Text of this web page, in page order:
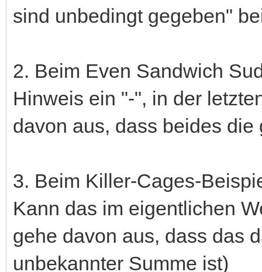
sind unbedingt gegeben"
2. Beim Even Sandwich
Hinweis ein "-", in der
davon aus, dass beides
3. Beim Killer-Cages-
Kann das im eigentlichen
gehe davon aus, dass das
unbekannter Summe ist)